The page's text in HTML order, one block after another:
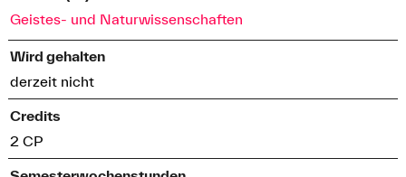
Geistes- und Naturwissenschaften
Wird gehalten
derzeit nicht
Credits
2 CP